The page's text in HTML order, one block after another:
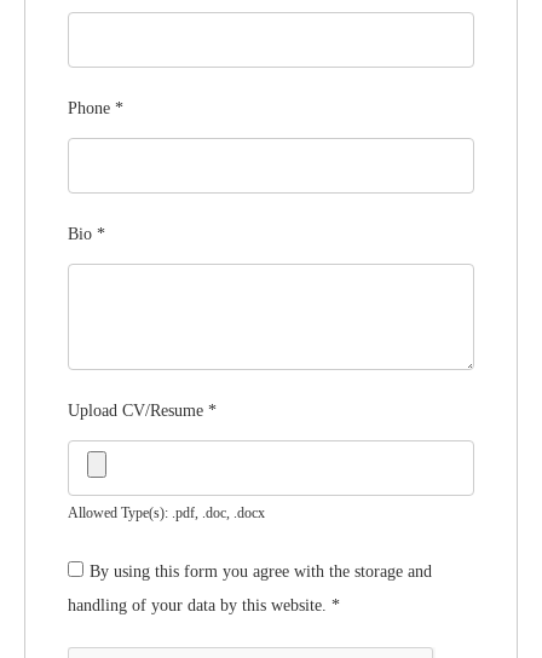
Phone *
Bio *
Upload CV/Resume *
Allowed Type(s): .pdf, .doc, .docx
By using this form you agree with the storage and
handling of your data by this website. *